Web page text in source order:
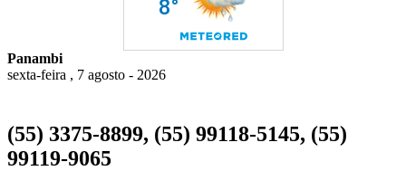
Panambi
sexta-feira , 7 agosto - 2026
(55) 3375-8899, (55) 99118-5145, (55)
99119-9065